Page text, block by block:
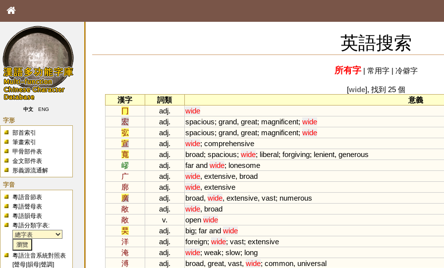
中文 ENG
字形
部首索引
筆畫索引
甲骨部件表
金文部件表
形義源流通解
字音
粵語音節表
粵語聲母表
粵語韻母表
粵語分類字表:
粵語注音系統對照表
[聲母 |韻母 |聲調]
英語搜索
所有字| 常用字| 冷僻字
[wide], 找到 25 個
漢字
詞類
意義
冂
adj.
wide
宏
adj. spacious; grand, great; magnificent; wide
宖
adj. spacious; grand, great; magnificent; wide
宣
adj. wide; comprehensive
寬
adj. broad; spacious; wide; liberal; forgiving; lenient, generous
嵺
adj. far and wide; lonesome
广
adj. wide, extensive, broad
廓
adj. wide, extensive
廣
adj. broad, wide, extensive, vast; numerous
敞
adj. wide, broad
敞
v. open wide
旲
adj. big; far and wide
洋
adj. foreign; wide; vast; extensive
淹
adj. wide; weak; slow; long
溥
adj. broad, great, vast, wide; common, universal